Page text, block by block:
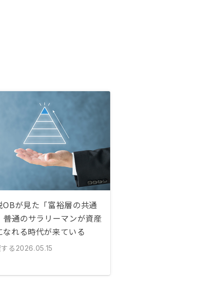
OBが見た「富裕層の共通
――普通のサラリーマンが資産
なれる時代が来ている
る 2026.05.15